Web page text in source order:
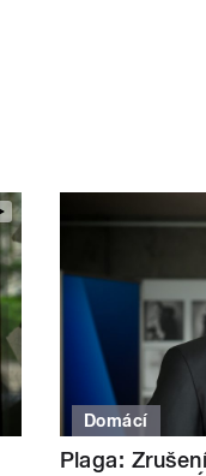
Domácí
Plaga: